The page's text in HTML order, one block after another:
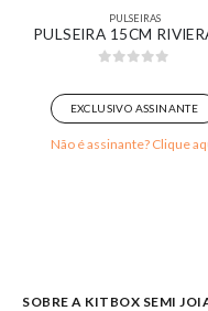
PULSEIRAS
EXCLUSIVO ASSINANTE
Não é assinante? Clique
SOBRE A KITBOX SEMI